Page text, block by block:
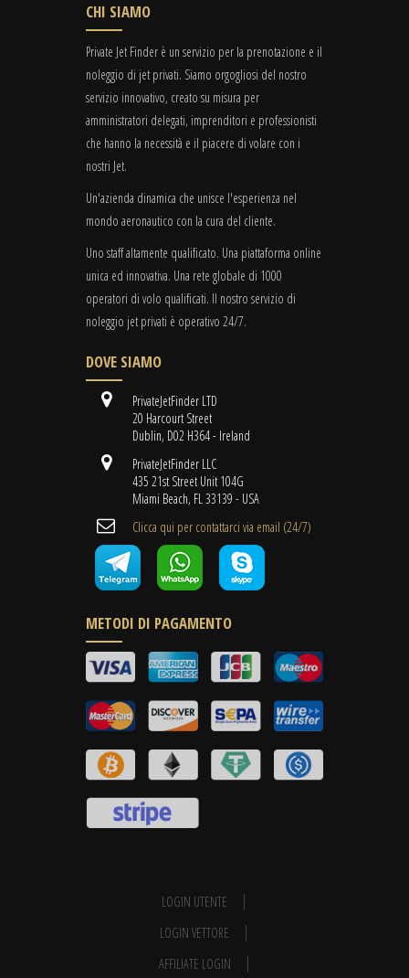
CHI SIAMO
Private Jet Finder è un servizio per la prenotazione e il
noleggio di jet privati. Siamo orgogliosi del nostro
servizio innovativo, creato su misura per
amministratori delegati, imprenditori e professionisti
che hanno la necessità e il piacere di volare con i
nostri Jet.
Un'azienda dinamica che unisce l'esperienza nel
mondo aeronautico con la cura del cliente.
Uno staff altamente qualificato. Una piattaforma online
unica ed innovativa. Una rete globale di 1000
operatori di volo qualificati. Il nostro servizio di
noleggio jet privati è operativo 24/7.
DOVE SIAMO
PrivateJetFinder LTD
20 Harcourt Street
Dublin, D02 H364 - Ireland
PrivateJetFinder LLC
435 21st Street Unit 104G
Miami Beach, FL 33139 - USA
Clicca qui per contattarci via email (24/7)
METODI DI PAGAMENTO
LOGIN UTENTE
LOGIN VETTORE
AFFILIATE LOGIN